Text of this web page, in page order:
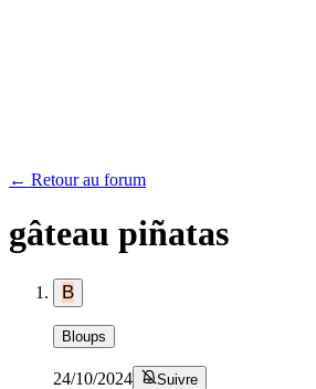
← Retour au forum
gâteau piñatas
B
Bloups
24/10/2024 Suivre